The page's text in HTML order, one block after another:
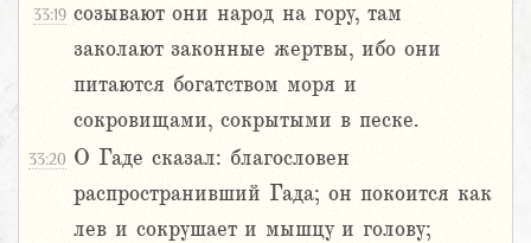
33:19 созывают они народ на гору, там
заколают законные жертвы, ибо они
питаются богатством моря и
сокровищами, сокрытыми в песке.
33:20 О Гаде сказал: благословен
распространивший Гада; он покоится как
лев и сокрушает и мышцу и голову;